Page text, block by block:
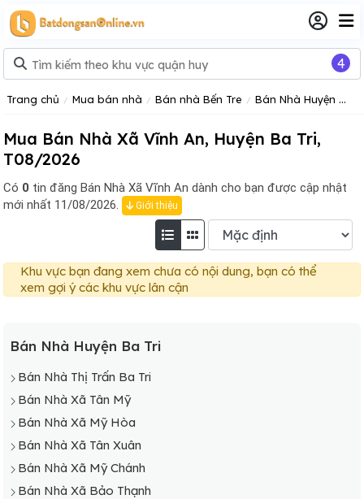
Trang chủ Mua bán nhà Bán nhà Bến Tre Bán Nhà Huyện Ba Tri
Mua Bán Nhà Xã Vĩnh An, Huyện Ba Tri,
T08/2026
Có 0 tin đăng Bán Nhà Xã Vĩnh An dành cho bạn được cập nhật
mới nhất 11/08/2026.
Giới thiệu
Khu vực bạn đang xem chưa có nội dung, bạn có thể
xem gợi ý các khu vực lân cận
Bán Nhà Huyện Ba Tri
Bán Nhà Thị Trấn Ba Tri
Bán Nhà Xã Tân Mỹ
Bán Nhà Xã Mỹ Hòa
Bán Nhà Xã Tân Xuân
Bán Nhà Xã Mỹ Chánh
Bán Nhà Xã Bảo Thạnh
4